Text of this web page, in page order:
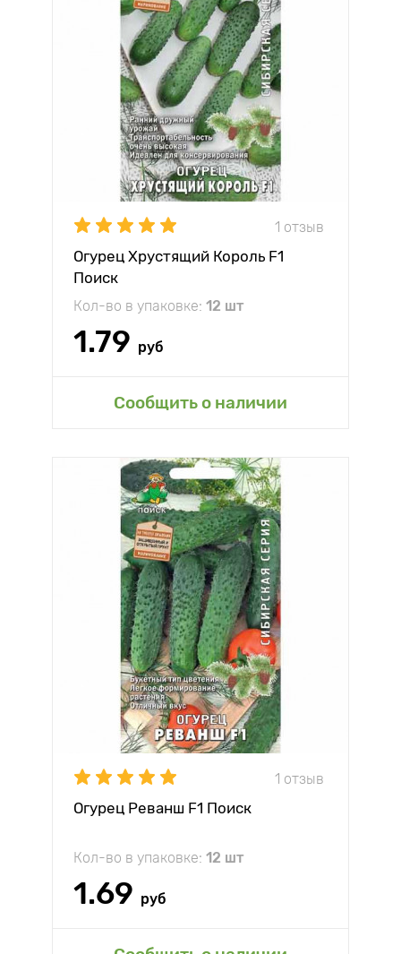
1 отзыв
Огурец Хрустящий Король F1
Поиск
Кол-во в упаковке: 12 шт
1.79 руб
Сообщить о наличии
1 отзыв
Огурец Реванш F1 Поиск
Кол-во в упаковке: 12 шт
1.69 руб